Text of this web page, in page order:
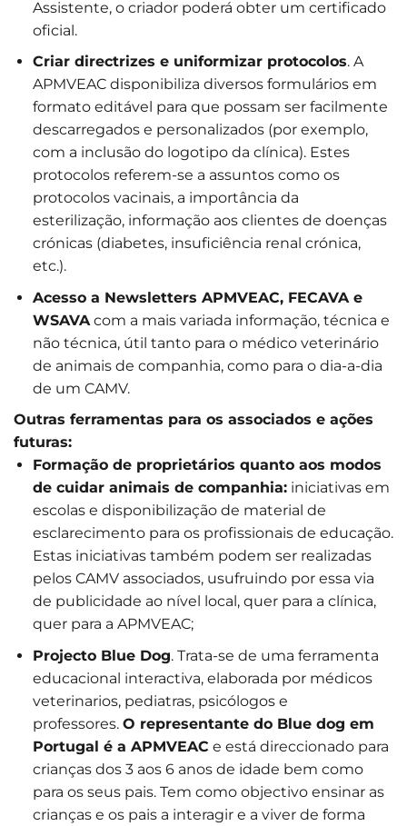
Assistente, o criador poderá obter um certificado
oficial.
Criar directrizes e uniformizar protocolos. A
APMVEAC disponibiliza diversos formulários em
formato editável para que possam ser facilmente
descarregados e personalizados (por exemplo,
com a inclusão do logotipo da clínica). Estes
protocolos referem-se a assuntos como os
protocolos vacinais, a importância da
esterilização, informação aos clientes de doenças
crónicas (diabetes, insuficiência renal crónica,
etc.).
Acesso a Newsletters APMVEAC, FECAVA e
WSAVAcom a mais variada informação, técnica e
não técnica, útil tanto para o médico veterinário
de animais de companhia, como para o dia-a-dia
de um CAMV.
Outras ferramentas para os associados e ações
futuras:
Formação de proprietários quanto aos modos
de cuidar animais de companhia:iniciativas em
escolas e disponibilização de material de
esclarecimento para os profissionais de educação.
Estas iniciativas também podem ser realizadas
pelos CAMV associados, usufruindo por essa via
de publicidade ao nível local, quer para a clínica,
quer para a APMVEAC;
Projecto Blue Dog. Trata-se de uma ferramenta
educacional interactiva, elaborada por médicos
veterinarios, pediatras, psicólogos e
professores. O representante do Blue dog em
Portugal é a APMVEAC e está direccionado para
crianças dos 3 aos 6 anos de idade bem como
para os seus pais. Tem como objectivo ensinar as
crianças e os pais a interagir e a viver de forma